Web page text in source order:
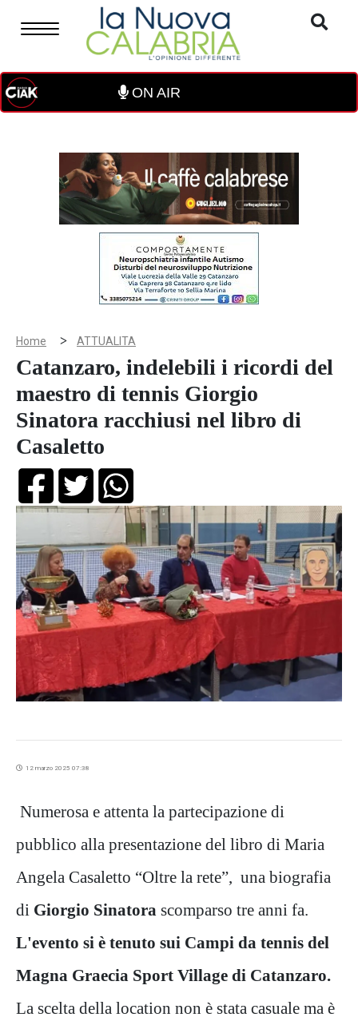
ON AIR
Home > ATTUALITA
Catanzaro, indelebili i ricordi del
maestro di tennis Giorgio
Sinatora racchiusi nel libro di
Casaletto
12 marzo 2025 07:38
Numerosa e attenta la partecipazione di
pubblico alla presentazione del libro di Maria
Angela Casaletto “Oltre la rete”, una biografia
di Giorgio Sinatora scomparso tre anni fa.
L'evento si è tenuto sui Campi da tennis del
Magna Graecia Sport Village di Catanzaro.
La scelta della location non è stata casuale ma è